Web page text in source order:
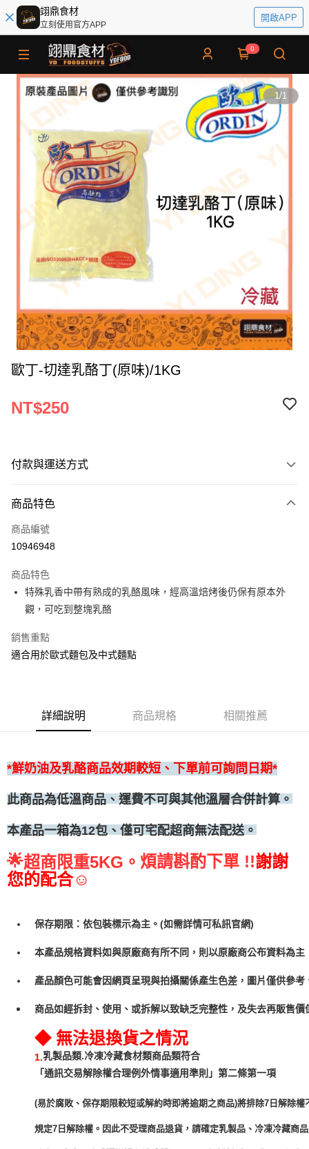
翊鼎食材
立刻使用官方APP
開啟APP
0
1/1
歐丁-切達乳酪丁(原味)/1KG
NT$250
付款與運送方式
信用卡一次付款
Apple Pay
運送方式
每筆NT$300
商品特色
商品編號
10946948
商品特色
特殊乳香中帶有熟成的乳酪風味，經高溫焙烤後仍保有原本外
觀，可吃到整塊乳酪
銷售重點
適合用於歐式麵包及中式麵點
詳細說明 商品規格 相關推薦
*鮮奶油及乳酪商品效期較短、下單前可詢問日期*
此商品為低溫商品、運費不可與其他溫層合併計算。
本產品一箱為12包 、僅可宅配超商無法配送。
🌟超商限重5KG。 煩請斟酌下單 !!謝謝
您的配合☺
保存期限：依包裝標示為主。(如需詳情可私訊官網)
本產品規格資料如與原廠商有所不同，則以原廠商公布資料為主
產品顏色可能會因網頁呈現與拍攝關係產生色差，圖片僅供參
商品如經拆封、使用、或拆解以致缺乏完整性，及失去再販售
◆ 無法退換貨之情況
1.乳製品類.冷凍冷藏食材類商品類符合
「通訊交易解除權合理例外情事適用準則」第二條第一項
(易於腐敗、保存期限較短或解約時即將逾期之商品)將排除7日解除權
規定7日解除權。因此不受理商品退貨，請確定乳製品、冷凍冷藏商